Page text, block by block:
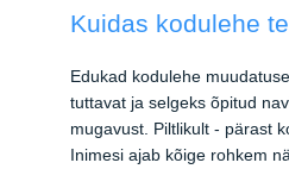
Kuidas kodulehe
Edukad kodulehe
tuttavat ja selgeks õpitud
mugavust. Piltlikult - pärast
Inimesi ajab kõige rohkem